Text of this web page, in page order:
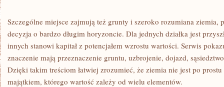
Szczególne miejsce zajmują też grunty i szeroko rozumiana ziemia,
decyzja o bardzo długim horyzoncie. Dla jednych działka jest
innych stanowi kapitał z potencjałem wzrostu wartości. Serwis
znaczenie mają przeznaczenie gruntu, uzbrojenie, dojazd,
Dzięki takim treściom łatwiej zrozumieć, że ziemia nie jest po
majątkiem, którego wartość zależy od wielu elementów.